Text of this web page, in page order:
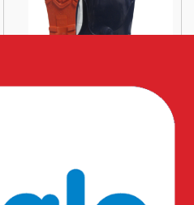
Ủng Cao Su TGP 239